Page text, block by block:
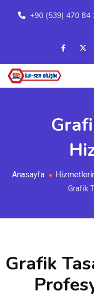
+90 (539) 470 84
Anasayfa
Grafik
Grafik